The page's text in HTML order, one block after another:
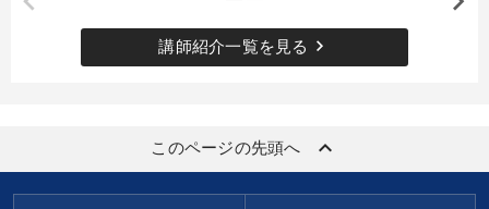
講師紹介一覧を見る keyboard_arrow_right
このページの先頭へ keyboard_arrow_up